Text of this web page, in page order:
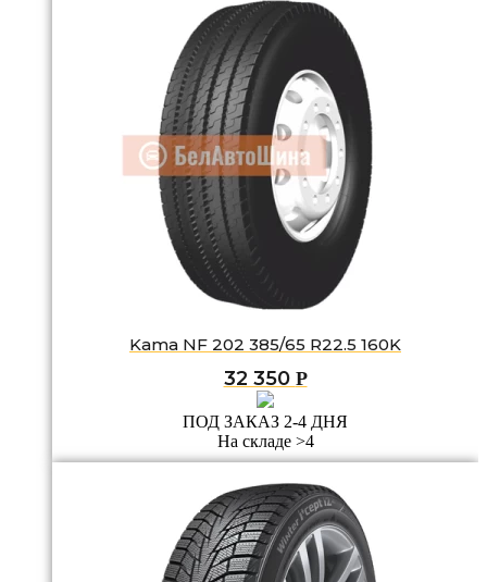
Kama NF 202 385/65 R22.5 160K
32 350 Р
ПОД ЗАКАЗ 2-4 ДНЯ
На складе >4